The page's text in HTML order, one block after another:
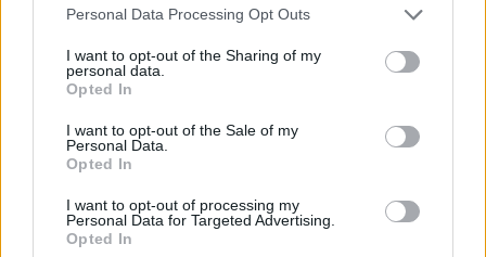
Personal Data Processing Opt Outs
I want to opt-out of the Sharing of my
personal data.
Opted In
I want to opt-out of the Sale of my
Personal Data.
Opted In
I want to opt-out of processing my
Personal Data for Targeted Advertising.
Opted In
intero che, oltre quanto previsto sopra,
comprende l’ingresso anticipato rispetto ai
possessori del biglietto standard, 2 bevande
gratuite e un’edizione limitata degli I-
Gadget Days Festival pensati
esclusivamente per chi lo acquista, prevede